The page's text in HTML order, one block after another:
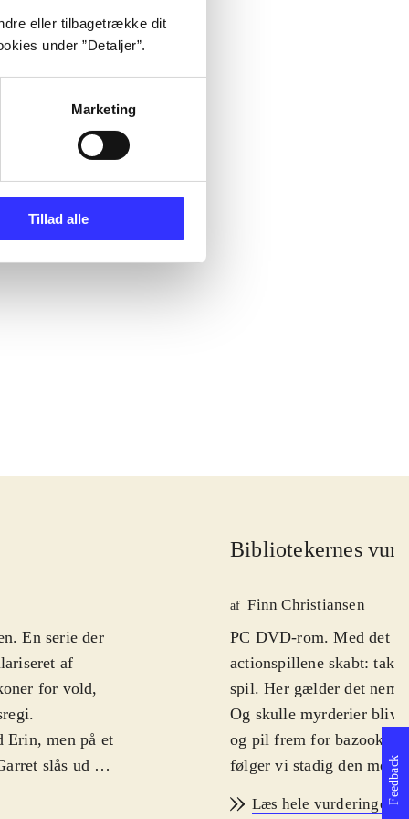
eller tilbagetrække dit
under ”Detaljer”.
Marketing
Tillad alle
En serie der
af
for vold,
.
Erin, men på et
slås ud af
Bibliotekernes
af Finn Christiansen
PC DVD-rom. Med det
actionspillene skabt:
spil. Her gælder det
Og skulle myrderier
og pil frem for
følger vi stadig den
magisk ædelsten.
Læs hele vurderingenFeedback